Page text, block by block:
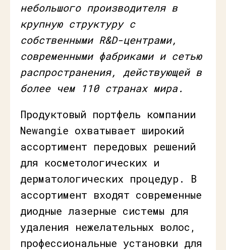
небольшого производителя в
крупную структуру с
собственными R&D-центрами,
современными фабриками и сетью
распространения, действующей в
более чем 110 странах мира.
Продуктовый портфель компании
Newangie охватывает широкий
ассортимент передовых решений
для косметологических и
дерматологических процедур. В
ассортимент входят современные
диодные лазерные системы для
удаления нежелательных волос,
профессиональные установки для